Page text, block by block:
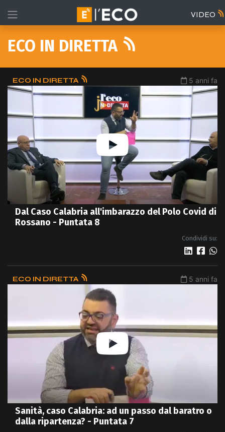
VIDEO
ECO IN DIRETTA
ECO IN DIRETTA 5 anni fa
Dal Caso Calabria all'imbarazzo del Polo Covid di
Rossano - Puntata 8
Condividi su:
ECO IN DIRETTA 5 anni fa
Sanità, caso Calabria: ad un passo dal baratro o
dalla ripartenza? - Puntata 7